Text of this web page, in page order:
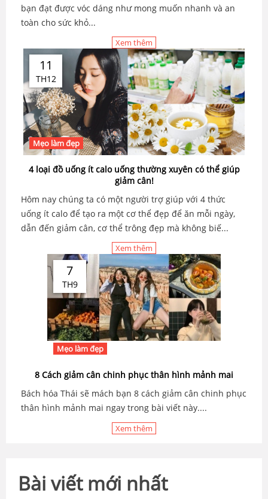
bạn đạt được vóc dáng như mong muốn nhanh và an
toàn cho sức khỏ...
Xem thêm
11
TH12
Mẹo làm đẹp
4 loại đồ uống ít calo uống thường xuyên có thể giúp
giảm cân!
Hôm nay chúng ta có một người trợ giúp với 4 thức
uống ít calo để tạo ra một cơ thể đẹp để ăn mỗi ngày,
dẫn đến giảm cân, cơ thể trông đẹp mà không biế...
Xem thêm
7
TH9
Mẹo làm đẹp
8 Cách giảm cân chinh phục thân hình mảnh mai
Bách hóa Thái sẽ mách bạn 8 cách giảm cân chinh phục
thân hình mảnh mai ngay trong bài viết này....
Xem thêm
Bài viết mới nhất